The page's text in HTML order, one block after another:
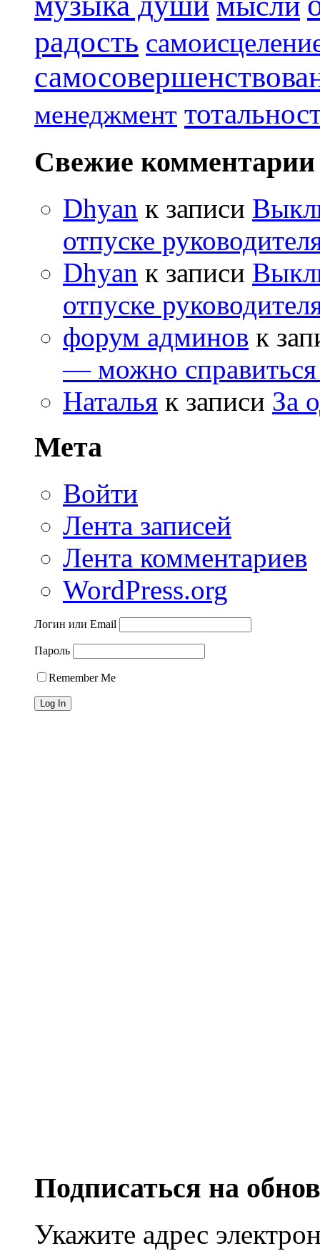
радость
менеджмент
Свежие комментарии
Dhyan к записи
отпуске
Dhyan к записи
отпуске
форум админов к
— можно
Наталья к записи За
Мета
Войти
Лента записей
Лента комментариев
WordPress.org
Логин или Email
Пароль
Remember Me
Подписаться на
Укажите адрес